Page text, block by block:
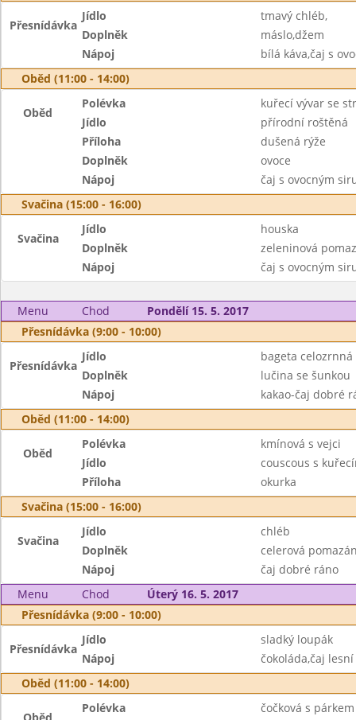
Přesnídávka
Jídlo
tmavý chléb,
Doplněk
máslo,džem
Nápoj
bílá káva,čaj s
Oběd (11:00 - 14:00)
Oběd
Polévka
kuřecí vývar se
Jídlo
přírodní roštěná
Příloha
dušená rýže
Doplněk
ovoce
Nápoj
čaj s ovocným
Svačina (15:00 - 16:00)
Svačina
Jídlo
houska
Doplněk
zeleninová
Nápoj
čaj s ovocným
Menu Chod
Pondělí 15. 5. 2017
Přesnídávka (9:00 - 10:00)
Přesnídávka
Jídlo
bageta celozrnná
Doplněk
lučina se šunkou
Nápoj
kakao-čaj dobré
Oběd (11:00 - 14:00)
Oběd
Polévka
kmínová s vejci
Jídlo
couscous s
Příloha
okurka
Svačina (15:00 - 16:00)
Svačina
Jídlo
chléb
Doplněk
celerová
Nápoj
čaj dobré ráno
Menu
Chod
Úterý 16. 5. 2017
Přesnídávka (9:00 - 10:00)
Přesnídávka
Jídlo
sladký loupák
Nápoj
čokoláda,čaj
Oběd (11:00 - 14:00)
Polévka
čočková s párkem